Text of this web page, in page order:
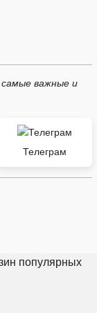
важные и
Телеграм